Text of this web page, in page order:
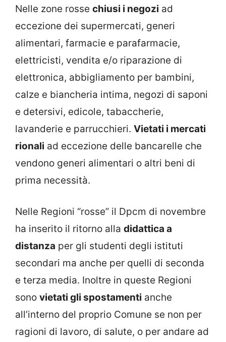
Nelle zone rosse chiusi i negozi ad
eccezione dei supermercati, generi
alimentari, farmacie e parafarmacie,
elettricisti, vendita e/o riparazione di
elettronica, abbigliamento per bambini,
calze e biancheria intima, negozi di saponi
e detersivi, edicole, tabaccherie,
lavanderie e parrucchieri. Vietati i mercati
rionali ad eccezione delle bancarelle che
vendono generi alimentari o altri beni di
prima necessità.
Nelle Regioni “rosse” il Dpcm di novembre
ha inserito il ritorno alla didattica a
distanza per gli studenti degli istituti
secondari ma anche per quelli di seconda
e terza media. Inoltre in queste Regioni
sono vietati gli spostamenti anche
all’interno del proprio Comune se non per
ragioni di lavoro, di salute, o per andare ad